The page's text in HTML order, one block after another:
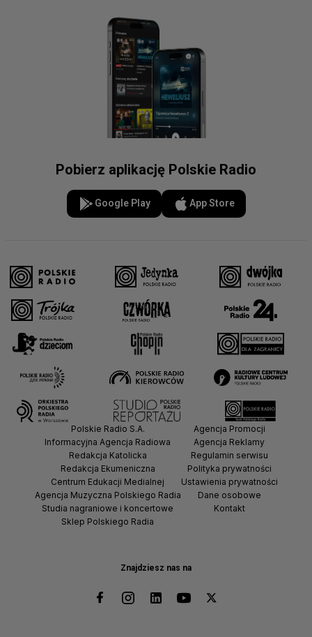
Pobierz aplikację Polskie Radio
Google Play App Store
Znajdziesz nas na
Polskie Radio S.A.
Informacyjna Agencja Radiowa
Redakcja Katolicka
Redakcja Ekumeniczna
Centrum Edukacji Medialnej
Agencja Muzyczna Polskiego Radia
Studia nagraniowe i koncertowe
Sklep Polskiego Radia
Agencja Promocji
Agencja Reklamy
Regulamin serwisu
Polityka prywatności
Ustawienia prywatności
Dane osobowe
Kontakt